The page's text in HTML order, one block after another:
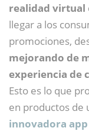
realidad virtual
llegar a los
promociones,
mejorando de
experiencia de
Esto es lo que
en productos de
innovadora